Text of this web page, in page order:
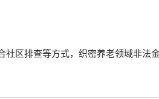
区排查等方式，织密养老领域非法金